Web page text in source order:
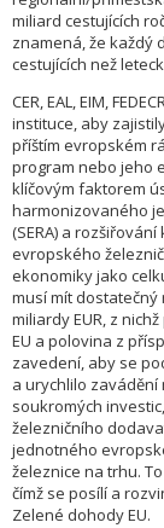
miliard cestujících
znamená, že každý
cestujících než
CER, EAL, EIM,
instituce, aby
příštím evropském
program nebo jeho
klíčovým faktorem
harmonizovaného
(SERA) a
evropského
ekonomiky jako
musí mít dostatečný
miliardy EUR, z
EU a polovina z
zavedení, aby se
a urychlilo
soukromých
železničního
jednotného
železnice na trhu.
čímž se posílí a
Zelené dohody EU.